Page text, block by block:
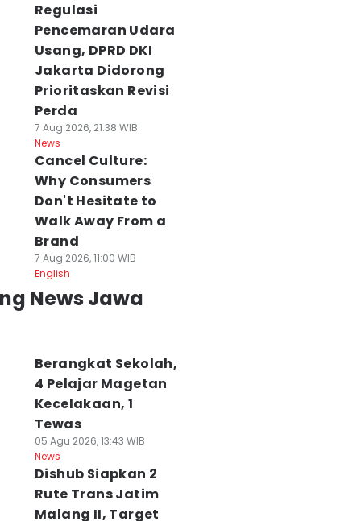
Regulasi
Pencemaran Udara
Usang, DPRD DKI
Jakarta Didorong
Prioritaskan Revisi
Perda
7 Aug 2026, 21:38 WIB
News
Cancel Culture:
Why Consumers
Don't Hesitate to
Walk Away From a
Brand
7 Aug 2026, 11:00 WIB
English
News Jawa
Berangkat Sekolah,
4 Pelajar Magetan
Kecelakaan, 1
Tewas
05 Agu 2026, 13:43 WIB
News
Dishub Siapkan 2
Rute Trans Jatim
Malang II, Target